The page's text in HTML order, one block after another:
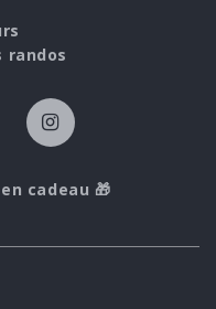
randos
cadeau 🎁